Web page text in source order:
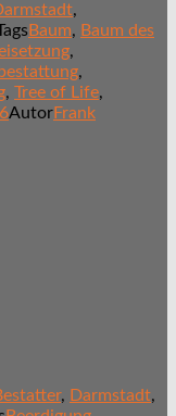
,
Baum, Baum des
,
,
, Tree of Life,
AutorFrank
, Darmstadt,